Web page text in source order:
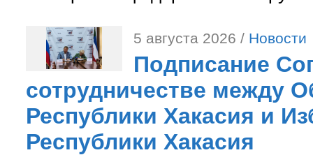
5 августа 2026 / Новости
Подписание
сотрудничестве между
Республики Хакасия и
Республики Хакасия